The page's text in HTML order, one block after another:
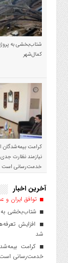
شتاب‌بخشی به
کمال‌شهر
کرامت بیمه‌شدگان
نیازمند نظارت جدی
خدمت‌رسانی است
آخرین اخبار
توافق ایران و
شتاب‌بخشی به
افزایش
شد
کرامت
خدمت‌رسانی است